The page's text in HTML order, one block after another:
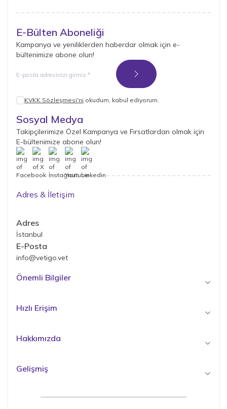
E-Bülten Aboneliği
Kampanya ve yeniliklerden haberdar olmak için e-
bültenimize abone olun!
Kayıt Ol
KVKK Sözleşmesi'ni okudum, kabul ediyorum.
Sosyal Medya
Takipçilerimize Özel Kampanya ve Fırsatlardan olmak için
E-bültenimize abone olun!
Adres & İletişim
Adres
İstanbul
E-Posta
info@vetigo.vet
Önemli Bilgiler
Hızlı Erişim
Hakkımızda
Gelişmiş